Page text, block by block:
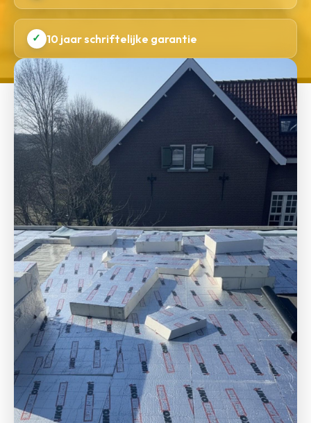
✓ 10 jaar schriftelijke garantie